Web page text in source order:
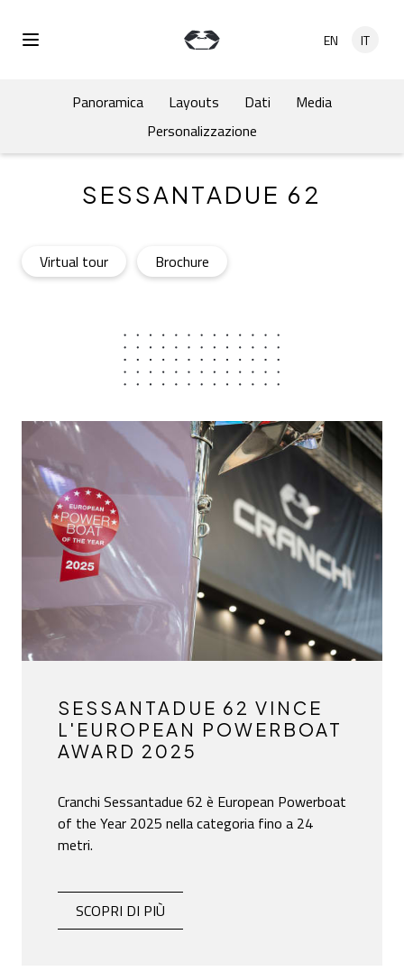
Open Menu
EN IT
Panoramica Layouts Dati
Media
Personalizzazione
SESSANTADUE 62
Sessantadue 62
Virtual tour- Open in a new tab
Sessantadue 62
Brochure - Open in a new tab
SESSANTADUE 62 VINCE
L'EUROPEAN POWERBOAT
AWARD 2025
Cranchi Sessantadue 62 è European Powerboat
of the Year 2025 nella categoria fino a 24
metri.
SESSANTADUE 62 VINCE L'EUROPEAN
SCOPRI DI PIÙ